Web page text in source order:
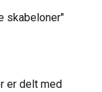
skabeloner"
er delt med